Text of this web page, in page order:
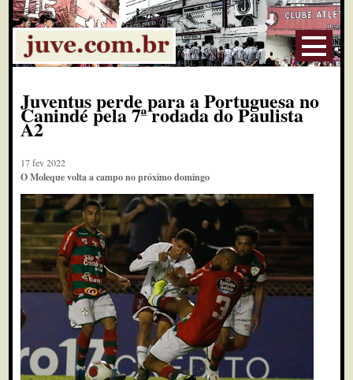
Juventus perde para a Portuguesa no
Canindé pela 7ª rodada do Paulista
A2
17 fev 2022
O Moleque volta a campo no próximo domingo